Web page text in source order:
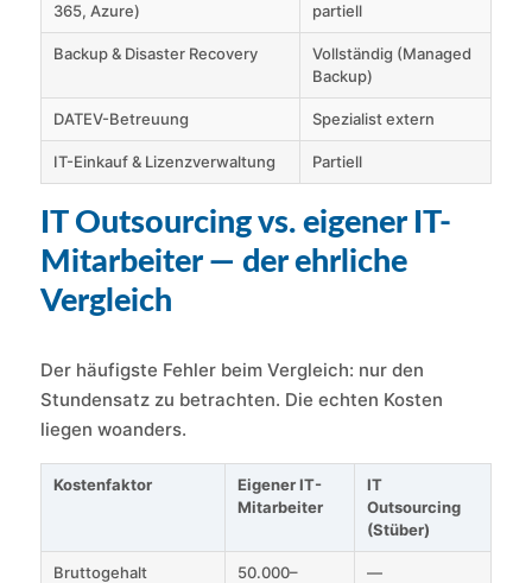
365, Azure)
partiell
Backup & Disaster Recovery
Vollständig (Managed
Backup)
DATEV-Betreuung Spezialist extern
IT-Einkauf & Lizenzverwaltung Partiell
IT Outsourcing vs. eigener IT-
Mitarbeiter — der ehrliche
Vergleich
Der häufigste Fehler beim Vergleich: nur den
Stundensatz zu betrachten. Die echten Kosten
liegen woanders.
Kostenfaktor
Eigener IT-
Mitarbeiter
IT
Outsourcing
(Stüber)
Bruttogehalt
50.000–
—